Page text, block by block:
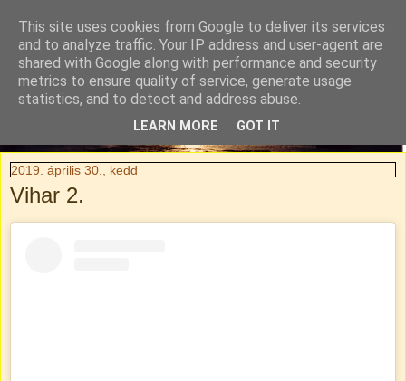
Tylli Titkai
Családi kaland-regény. Rendhagyó utazási blog.
2019. április 30., kedd
Vihar 2.
This site uses cookies from Google to deliver its services
and to analyze traffic. Your IP address and user-agent are
shared with Google along with performance and security
metrics to ensure quality of service, generate usage
statistics, and to detect and address abuse.
LEARN MORE GOT IT